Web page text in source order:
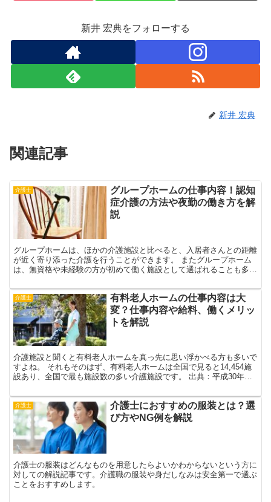
新井 宏典をフォローする
新井 宏典
関連記事
介護士
グループホームの仕事内容！認知
症介護の方法や夜勤の働き方を解
説
グループホームは、ほかの介護施設と比べると、入居者さんとの距離
が近く寄り添った介護を行うことができます。 またグループホーム
は、無資格や未経験の方が初めて働く施設として選ばれることも多
介護士
有料老人ホームの仕事内容は大
変？仕事内容や給料、働くメリッ
トを解説
介護施設と聞くと有料老人ホームを真っ先に思い浮かべる方も多いで
すよね。 それもそのはず、有料老人ホームは全国で見ると14,454施
設あり、全国で最も施設数の多い介護施設です。 出典：平成30年社
介護士
介護士におすすめの服装とは？選
び方やNG例を解説
介護士の服装はどんなものを用意したらよいかわからないという方に
対しての解説記事です。介護職の服装や身だしなみは安全第一で選ぶ
ことをおすすめします。